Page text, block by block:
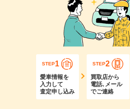
STEP1
愛車情報を
入力して
査定申し込み
STEP2
買取店から
電話､メール
でご連絡